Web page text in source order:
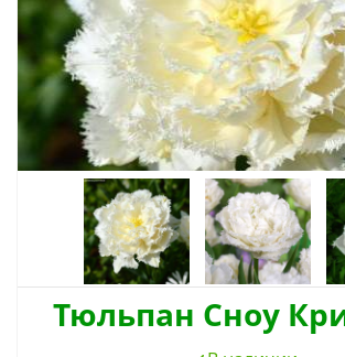
Тюльпан Сноу